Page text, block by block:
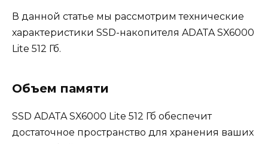
В данной статье мы рассмотрим технические
характеристики SSD-накопителя ADATA SX6000
Lite 512 Гб.
Объем памяти
SSD ADATA SX6000 Lite 512 Гб обеспечит
достаточное пространство для хранения ваших